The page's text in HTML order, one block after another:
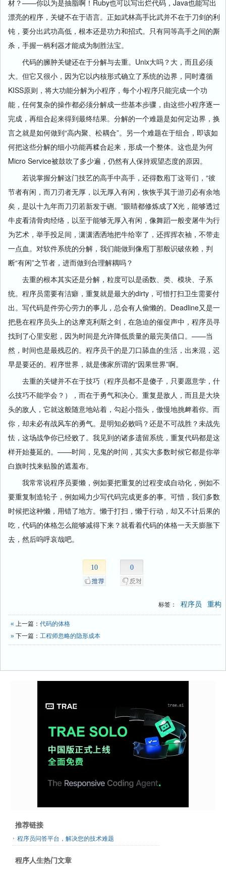
材？——你以为是抽脂啊！Ruby也可以写出烂代码，Java也能写出
漂亮的程序，关键不在于语言。正如武林高手比武并不在于刀剑的利
钝，要分出武功高低，根本还是功力和招式。只有同等高手之间的厮
杀，手握一柄利器才能成为制胜法宝。
代码的臃肿关键还在于分解与去重。Unix大吗？大，而且必须
大。但它又很小，因为它以内核形式确立了系统的边界，同时遵循
KISS原则，将大功能分解为小程序，每个小程序只能完成一个功
能，任何复杂的操作都必须分解成一些基本步骤，由这些小程序逐一
完成，再组合起来得到最终结果。分解的一个难题是如何定边界，换
言之就是如何做到“高内聚、松耦合”。另一个难题在于组合，即该如
何把这些分解的细小功能再糅合起来，形成一个整体。这也是为何
Micro Service被鼓吹了多少遍，仍然有人保持观望态度的原因。
若说掌握分解这门技艺的高手中高手，还得数庖丁这哥们，“彼
节者有闲，而刀刃者无厚，以无厚入有闲，恢恢乎其于游刃必有余地
矣，是以十九年而刀刃若新发于硎。”眼睛都修炼成了X光，能够透过
牛皮看清骨肉经络，以至于能够无厚入有闲，像舞蹈一般变屠牛为行
为艺术，举手投足间，潇潇洒洒地把牛给宰了，还挥挥衣袖，不带走
一点血。对软件系统的分解，我们能做到像庖丁那般识破依赖，判
断“有闲”之节者，进而做到合理解耦吗？
去重的根本其实还是分解，粒度可以是函数、类、模块、子系
统。程序员需要有洁癖，重复就是最大的dirty，可惜打扫卫生需要付
出。写代码是件劳心劳力的事儿，总会有人偷懒的。Deadline又是一
把悬在程序员头上的达摩克利斯之剑，在急迫的催促声中，程序员寻
找到了心里安慰，因为时间是允许降低质量的最完美借口。——当
然，时间也是最残忍的。程序员干的是刀口舔血的生活，出来混，迟
早是要还的。程序世界，就是佛家所谓的“因果世界”啊。
去重的关键并不在于技巧（程序员都不是傻子，只要愿意学，什
么技巧不能学会？），而在于勇气和决心。重复是敌人，而且是大块
头的敌人，它就这般随意地站着，勾起小指头，傲慢地挑衅着你。而
你，却未必有战风车的勇气。是明知必败吗？还是不可战胜？未战先
怯，这场战争你已经败了。我见到的诸多遗留系统，重复代码都是这
样开始蔓延的。——时间，见鬼的时间，其实大多数时候它都是你举
白旗时找来贴脸的遮羞布。
我常常说程序员要懒，例如要把重复的过程变成自动化，例如不
要重复制造轮子，例如竭力少写代码完成更多的事。可惜，我们多数
时候把这种懒，用错了地方。懒于打扫，懒于行动，却又不计后果的
吃，代码的体格怎么能够减得下来？就看着代码的体格一天天膨胀下
去，然后呜呼哀哉吧。
10 0
标签： 程序员 重构
« 上一篇： 代码的体格
» 下一篇： 工程师忽略的隐形成本
推荐链接
程序员问答平台，解决您的技术难题
程序人生热门文章